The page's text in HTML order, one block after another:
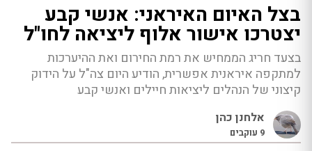
בצל האיום האיראני: אנשי קבע
יצטרכו אישור אלוף ליציאה לחו"ל
בצעד חריג הממחיש את רמת החירום ואת ההיערכות
למתקפה איראנית אפשרית, הודיע היום צה"ל על הידוק
קיצוני של הנהלים ליציאות חיילים ואנשי קבע
אלחנן כהן
9 עוקבים